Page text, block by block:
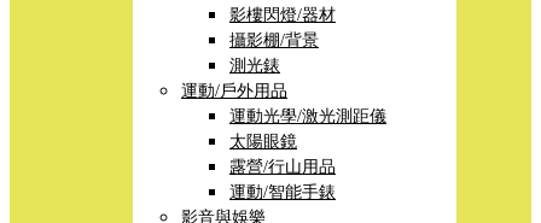
影樓閃燈/器材
攝影棚/背景
測光錶
運動/戶外用品
運動光學/激光測距儀
太陽眼鏡
露營/行山用品
運動/智能手錶
影音與娛樂